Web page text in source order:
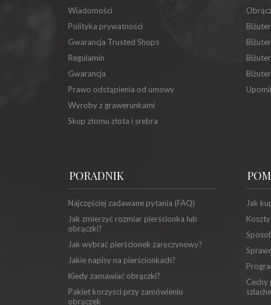
Wiadomości
Polityka prywatności
Gwarancja Trusted Shops
Regulamin
Gwarancja
Prawo odstąpienia od umowy
Wyroby z grawerunkami
Skup złomu złota i srebra
PORADNIK
Najczęściej zadawane pytania (FAQ)
Jak zmierzyć rozmiar pierścionka lub
obrączki?
Jak wybrać pierścionek zaręczynowy?
Jakie napisy na pierścionkach?
Kiedy zamawiać obrączki?
Pakiet korzyści przy zamówieniu
obrączek
Jak
Cechy